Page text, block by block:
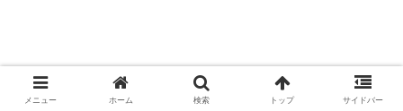
メニュー ホーム 検索 トップ サイドバー